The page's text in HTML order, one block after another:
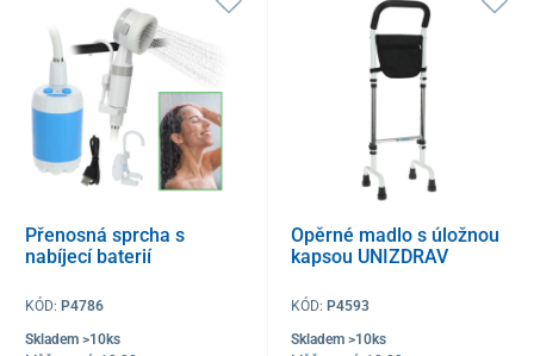
Přenosná sprcha s
nabíjecí baterií
KÓD: P4786
Skladem >10ks
Opěrné madlo s úložnou
kapsou UNIZDRAV
KÓD: P4593
Skladem >10ks